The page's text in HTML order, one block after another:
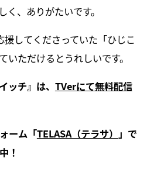
く、ありがたいです。
してくださっていた「ひじこ
いただけるとうれしいです。
ッチ』は、 TVerにて無料配信
ーム「TELASA（テラサ） 」で
！